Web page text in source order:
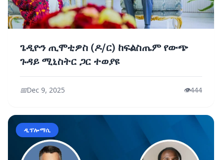
ጌዲዮን ጢሞቲዎስ (ዶ/ር) ከፍልስጤም የውጭ
ጉዳይ ሚኒስትር ጋር ተወያዩ
📅Dec 9, 2025 👁️444
ዲፕሎማሲ